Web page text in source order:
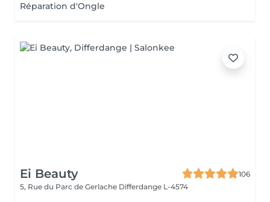
Réparation d'Ongle
Ei Beauty
106
5, Rue du Parc de Gerlache Differdange L-4574